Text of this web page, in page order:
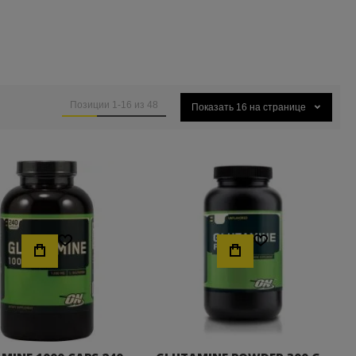
Позиции 1 -16 из 48 Показать 16 на странице
Хочу! Хочу!